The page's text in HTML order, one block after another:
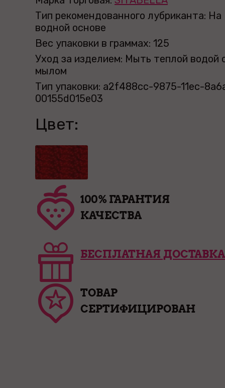
Тип рекомендованного лубриканта: На
водной основе
Вес упаковки в граммах: 125
Уход за изделием: Мыть теплой водой
мылом
Тип упаковки: a2f488cc-9875-11ec-
00155d015e03
Цвет:
100% ГАРАНТИЯ
КАЧЕСТВА
БЕСПЛАТНАЯ ДОСТАВКА
ТОВАР
СЕРТИФИЦИРОВАН